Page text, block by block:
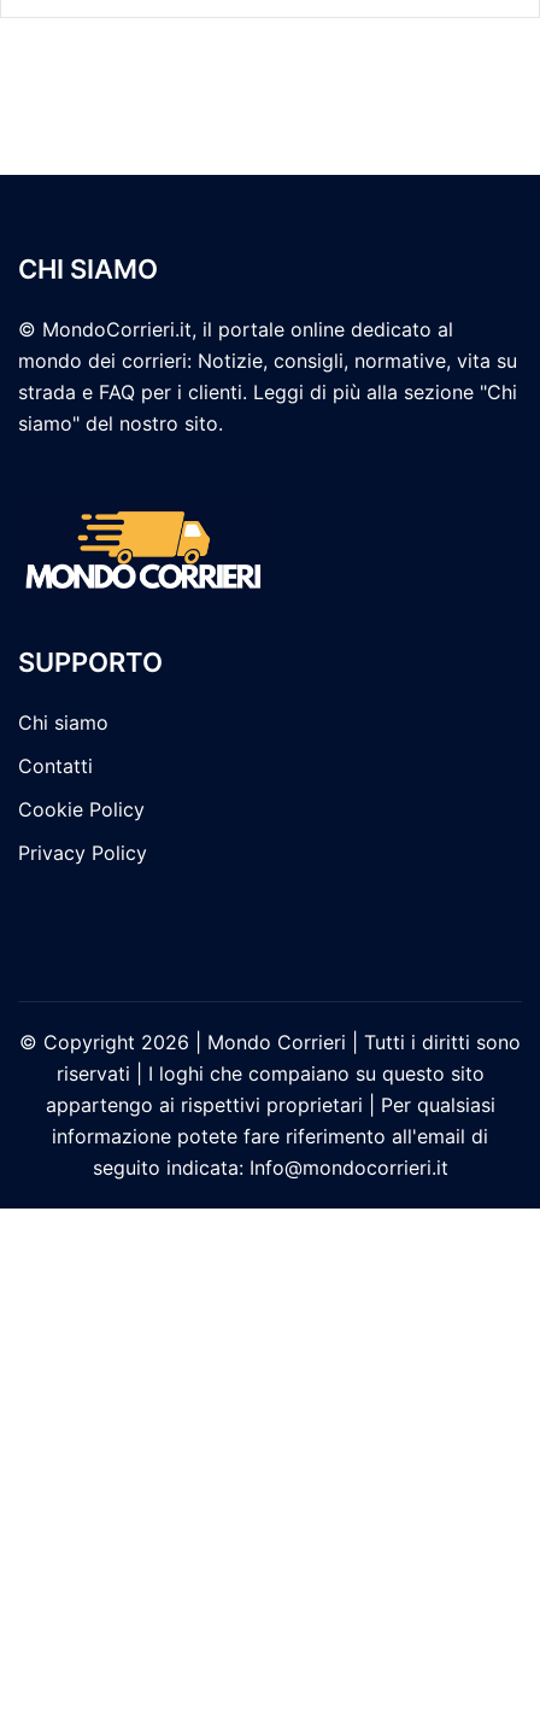
CHI SIAMO
© MondoCorrieri.it, il portale online dedicato al
mondo dei corrieri: Notizie, consigli, normative, vita su
strada e FAQ per i clienti. Leggi di più alla sezione "Chi
siamo" del nostro sito.
SUPPORTO
Chi siamo
Contatti
Cookie Policy
Privacy Policy
© Copyright 2026 | Mondo Corrieri | Tutti i diritti sono
riservati | I loghi che compaiano su questo sito
appartengo ai rispettivi proprietari | Per qualsiasi
informazione potete fare riferimento all'email di
seguito indicata: Info@mondocorrieri.it